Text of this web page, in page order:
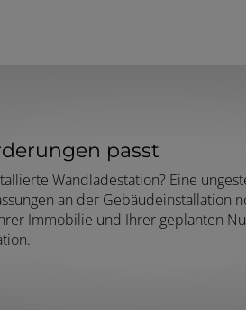
passt
Wandladestation? Eine
an der Gebäudeinstallation
Immobilie und Ihrer geplanten